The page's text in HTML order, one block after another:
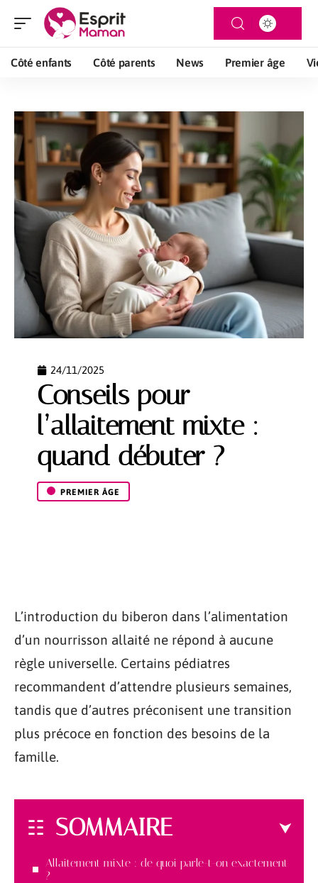
Côté enfants Côté parents News Premier âge
24/11/2025
Conseils pour
l’allaitement mixte :
quand débuter ?
PREMIER ÂGE
L’introduction du biberon dans l’alimentation
d’un nourrisson allaité ne répond à aucune
règle universelle. Certains pédiatres
recommandent d’attendre plusieurs semaines,
tandis que d’autres préconisent une transition
plus précoce en fonction des besoins de la
famille.
SOMMAIRE
Allaitement mixte : de quoi parle-t-on exactement
?